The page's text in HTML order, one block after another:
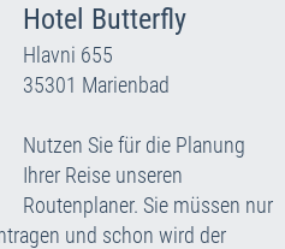
Hotel Butterfly
Hlavni 655
35301 Marienbad
Nutzen Sie für die Planung
Ihrer Reise unseren
Routenplaner. Sie müssen nur
und schon wird der